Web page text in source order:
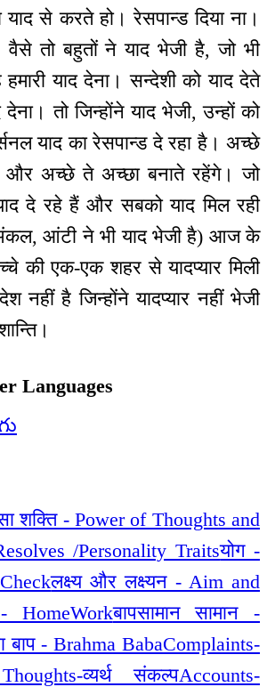
से करते हो। रेसपान्ड दिया ना।
वैसे तो बहुतों ने याद भेजी है, जो भी
याद देना। सन्देशी को याद देते
देना। तो जिन्होंने याद भेजी, उन्हों को
याद का रेसपान्ड दे रहा है। अच्छे
अच्छे ते अच्छा बनाते रहेंगे। जो
दे रहे हैं और सबको याद मिल रही
आंटी ने भी याद भेजी है) आज के
की एक-एक शहर से यादप्यार मिली
नहीं है जिन्होंने यादप्यार नहीं भेजी
Languages
शक्ति - Power of Thoughts and
/Personality Traitsयोग -
लक्ष्य और लक्ष्यन - Aim and
- HomeWorkबापसामान सामान -
बाप - Brahma BabaComplaints-
व्यर्थ संकल्पAccounts-